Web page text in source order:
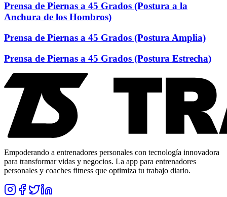
Prensa de Piernas a 45 Grados (Postura a la
Anchura de los Hombros)
Prensa de Piernas a 45 Grados (Postura Amplia)
Prensa de Piernas a 45 Grados (Postura Estrecha)
Empoderando a entrenadores personales con tecnología innovadora
para transformar vidas y negocios. La app para entrenadores
personales y coaches fitness que optimiza tu trabajo diario.